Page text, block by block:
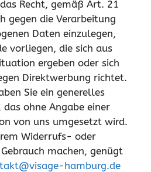
Recht, gemäß Art. 21
gegen die Verarbeitung
Daten einzulegen,
vorliegen, die sich aus
ergeben oder sich
Direktwerbung richtet.
Sie ein generelles
ohne Angabe einer
von uns umgesetzt wird.
Widerrufs- oder
machen, genügt
hamburg.de